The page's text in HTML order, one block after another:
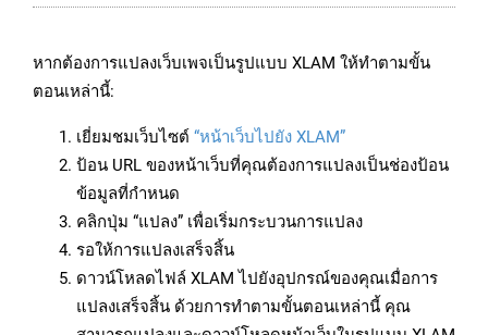
หากต้องการแปลงเว็บเพจเป็นรูปแบบ XLAM ให้ทำตามขั้น
ตอนเหล่านี้:
เยี่ยมชมเว็บไซต์ “หน้าเว็บไปยัง XLAM”
ป้อน URL ของหน้าเว็บที่คุณต้องการแปลงเป็นช่องป้อน
ข้อมูลที่กำหนด
คลิกปุ่ม “แปลง” เพื่อเริ่มกระบวนการแปลง
รอให้การแปลงเสร็จสิ้น
ดาวน์โหลดไฟล์ XLAM ไปยังอุปกรณ์ของคุณเมื่อการ
แปลงเสร็จสิ้น ด้วยการทำตามขั้นตอนเหล่านี้ คุณ